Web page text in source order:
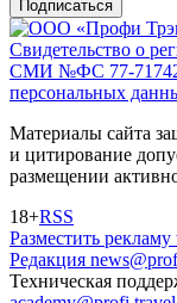
Подписаться
Свидетельство о
СМИ №ФС 77-
персональных
Материалы сайта
и цитирование
размещении
18+RSS
Разместить рекламу
Редакция
Техническая